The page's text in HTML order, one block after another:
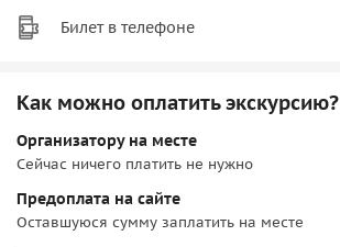
Билет в телефоне
Как можно оплатить экскурсию?
Организатору на месте
Сейчас ничего платить не нужно
Предоплата на сайте
Оставшуюся сумму заплатить на месте